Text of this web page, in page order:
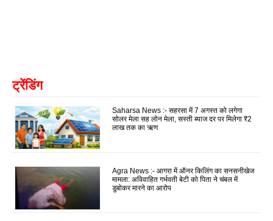
ट्रेंडिंग
Saharsa News :- सहरसा में 7 अगस्त को लगेगा
सोलर मेला सह लोन मेला, सस्ती ब्याज दर पर मिलेगा ₹2
लाख तक का ऋण
Agra News :- आगरा में ऑनर किलिंग का सनसनीखेज
मामला: अविवाहित गर्भवती बेटी को पिता ने चंबल में
डुबोकर मारने का आरोप